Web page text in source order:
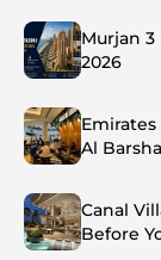
Murjan 3
2026
Al
Canal
Before